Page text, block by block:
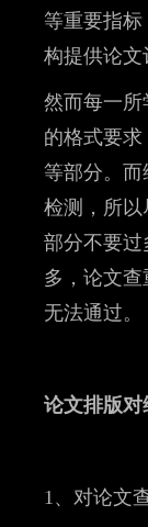
等重要指
构提供论文
然而每一所
的格式要
等部分。而
检测，所以
部分不要过
多，论文
无法通过。
论文排版
1、对论文